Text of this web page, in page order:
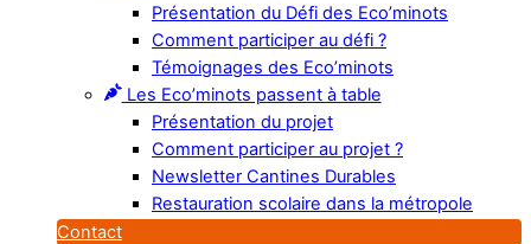
Présentation du Défi des Eco’minots
Comment participer au défi ?
Témoignages des Eco’minots
Les Eco’minots passent à table
Présentation du projet
Comment participer au projet ?
Newsletter Cantines Durables
Restauration scolaire dans la métropole
Contact